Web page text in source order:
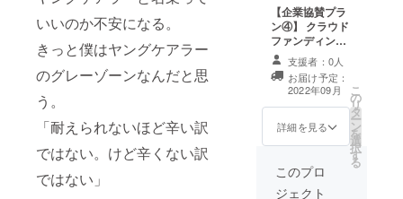
いいのか不安になる。
きっと僕はヤングケアラー
のグレーゾーンなんだと思
う。
「耐えられないほど辛い訳
ではない。けど辛くない訳
ではない」
定日が
変更に
なるこ
とがあ
りま
す。
考欄に
ご記入
くださ
い。 ※
ご支援
いただ
はヤン
グケア
会より
別途ご
担いた
だきま
す。 ※
備考欄
に必ず
企業
様のお
名前を
くださ
い。 ※
円 クラ
ウド
ファン
ディン
グ手数
料およ
額：50
万円 ※
続の場
合は、
ターンの有効期
限はございませ
ん。
必ずご記載くだ
さい。 ※掲載す
るロゴに関して
はヤングケア
ラー協会より別
途ご連絡させて
頂きます。 ※掲
載エリア内での
順番はご支援い
ただいた順とな
りますので、ご
指定いただけま
せん。ご了承く
ださい。 ※リ
【企業協賛プラ
ン④】 クラウド
ファンディング
サイトへの企業
ロゴの掲載
（大） 本クラウ
ドファンディン
グサイト上へ企
業様のロゴを掲
企業名・ご担当
支援者：0人
お届け予定：
2022年09月
詳細を見る
こ
の
リ
タ
ー
ン
を
選
択
す
る
このプロ
ジェクト